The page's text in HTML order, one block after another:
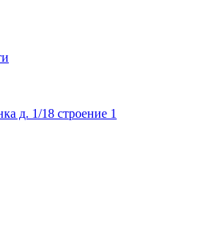
д. 1/18 строение 1